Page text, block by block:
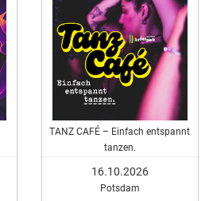
TANZ CAFÉ – Einfach entspannt
tanzen.
16.10.2026
Potsdam